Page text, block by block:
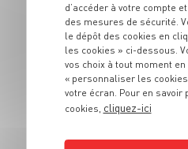
15 min
d’accéder à votre compte
des mesures de sécurité.
le dépôt des cookies en
les cookies » ci-dessous.
vos choix à tout moment
« personnaliser les
votre écran. Pour en
cookies, cliquez-ici